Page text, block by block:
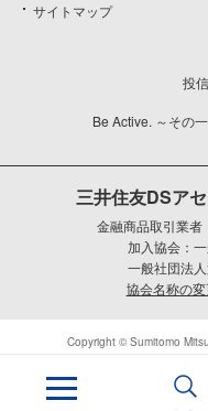
サイトマップ
投
Be Active. ～その
三井住友DSア
金融商品取引業
加入協会：
一般社団法
協会名称の
Copyright © Sumitomo